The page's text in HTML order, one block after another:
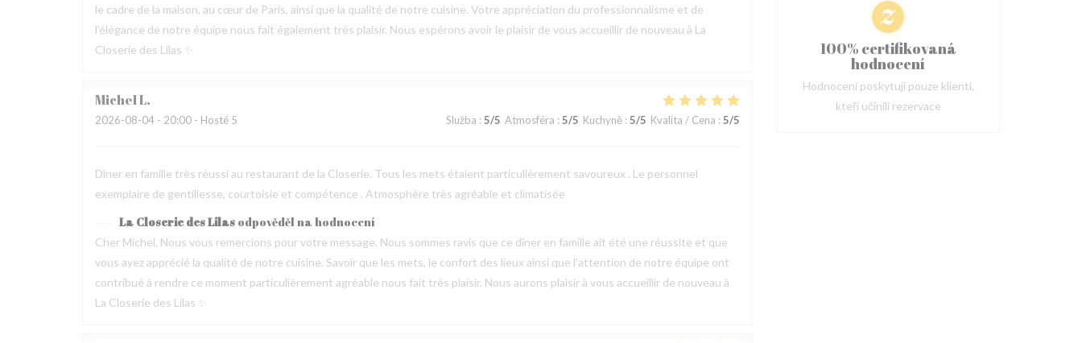
le cadre de la maison, au cœur de Paris, ainsi que la qualité de notre cuisine. Votre appréciation du professionnalisme et de
l’élégance de notre équipe nous fait également très plaisir. Nous espérons avoir le plaisir de vous accueillir de nouveau à La
Closerie des Lilas ✨
MichelL
2026-08-04 - 20:00 - Hosté 5 Služba : 5/5 Atmosféra : 5/5 Kuchyně: 5/5 Kvalita / Cena : 5/5
Dîner en famille très réussi au restaurant de la Closerie. Tous les mets étaient particulièrement savoureux . Le personnel
exemplaire de gentillesse, courtoisie et compétence . Atmosphère très agréable et climatisée
La Closerie des Lilas odpověděl na hodnocení
Cher Michel, Nous vous remercions pour votre message. Nous sommes ravis que ce dîner en famille ait été une réussite et que
vous ayez apprécié la qualité de notre cuisine. Savoir que les mets, le confort des lieux ainsi que l’attention de notre équipe ont
contribué à rendre ce moment particulièrement agréable nous fait très plaisir. Nous aurons plaisir à vous accueillir de nouveau à
La Closerie des Lilas ✨
100% certifikovaná
hodnocení
Hodnocení poskytují pouze klienti,
kteří učinili rezervace